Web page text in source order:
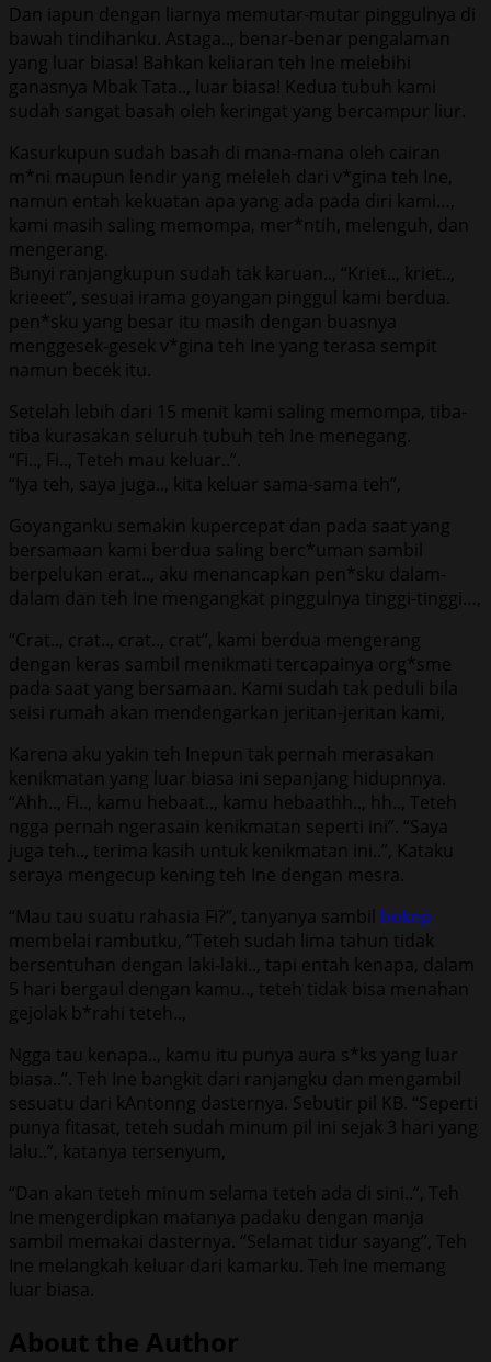
Dan iapun dengan liarnya memutar-mutar pinggulnya di
bawah tindihanku. Astaga.., benar-benar pengalaman
yang luar biasa! Bahkan keliaran teh Ine melebihi
ganasnya Mbak Tata.., luar biasa! Kedua tubuh kami
sudah sangat basah oleh keringat yang bercampur liur.
Kasurkupun sudah basah di mana-mana oleh cairan
m*ni maupun lendir yang meleleh dari v*gina teh Ine,
namun entah kekuatan apa yang ada pada diri kami…,
kami masih saling memompa, mer*ntih, melenguh, dan
mengerang.
Bunyi ranjangkupun sudah tak karuan.., “Kriet.., kriet..,
krieeet”, sesuai irama goyangan pinggul kami berdua.
pen*sku yang besar itu masih dengan buasnya
menggesek-gesek v*gina teh Ine yang terasa sempit
namun becek itu.
Setelah lebih dari 15 menit kami saling memompa, tiba-
tiba kurasakan seluruh tubuh teh Ine menegang.
“Fi.., Fi.., Teteh mau keluar..”.
“Iya teh, saya juga.., kita keluar sama-sama teh”,
Goyanganku semakin kupercepat dan pada saat yang
bersamaan kami berdua saling berc*uman sambil
berpelukan erat.., aku menancapkan pen*sku dalam-
dalam dan teh Ine mengangkat pinggulnya tinggi-tinggi…,
“Crat.., crat.., crat.., crat”, kami berdua mengerang
dengan keras sambil menikmati tercapainya org*sme
pada saat yang bersamaan. Kami sudah tak peduli bila
seisi rumah akan mendengarkan jeritan-jeritan kami,
Karena aku yakin teh Inepun tak pernah merasakan
kenikmatan yang luar biasa ini sepanjang hidupnnya.
“Ahh.., Fi.., kamu hebaat.., kamu hebaathh.., hh.., Teteh
ngga pernah ngerasain kenikmatan seperti ini”. “Saya
juga teh.., terima kasih untuk kenikmatan ini..”, Kataku
seraya mengecup kening teh Ine dengan mesra.
“Mau tau suatu rahasia Fi?”, tanyanya sambil bokep
membelai rambutku, “Teteh sudah lima tahun tidak
bersentuhan dengan laki-laki.., tapi entah kenapa, dalam
5 hari bergaul dengan kamu.., teteh tidak bisa menahan
gejolak b*rahi teteh..,
Ngga tau kenapa.., kamu itu punya aura s*ks yang luar
biasa..”. Teh Ine bangkit dari ranjangku dan mengambil
sesuatu dari kAntonng dasternya. Sebutir pil KB. “Seperti
punya fitasat, teteh sudah minum pil ini sejak 3 hari yang
lalu..”, katanya tersenyum,
“Dan akan teteh minum selama teteh ada di sini..”, Teh
Ine mengerdipkan matanya padaku dengan manja
sambil memakai dasternya. “Selamat tidur sayang”, Teh
Ine melangkah keluar dari kamarku. Teh Ine memang
luar biasa.
About the Author